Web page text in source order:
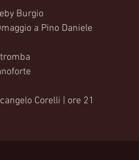
Burgio
a Pino Daniele
Corelli | ore 21